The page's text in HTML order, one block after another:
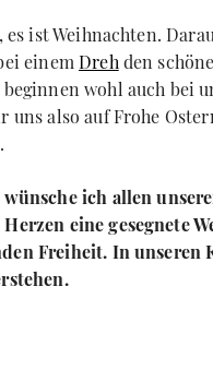
es ist Weihnachten.
einemDreh den
beginnen wohl auch bei
uns also auf Frohe
ich allen
Herzen eine gesegnete
Freiheit. In unseren